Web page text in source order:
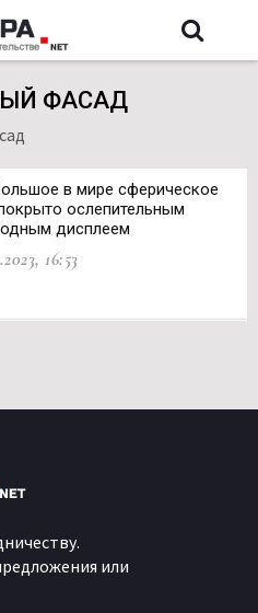
ФАСАД
в мире сферическое
ослепительным
дисплеем
16:53
или